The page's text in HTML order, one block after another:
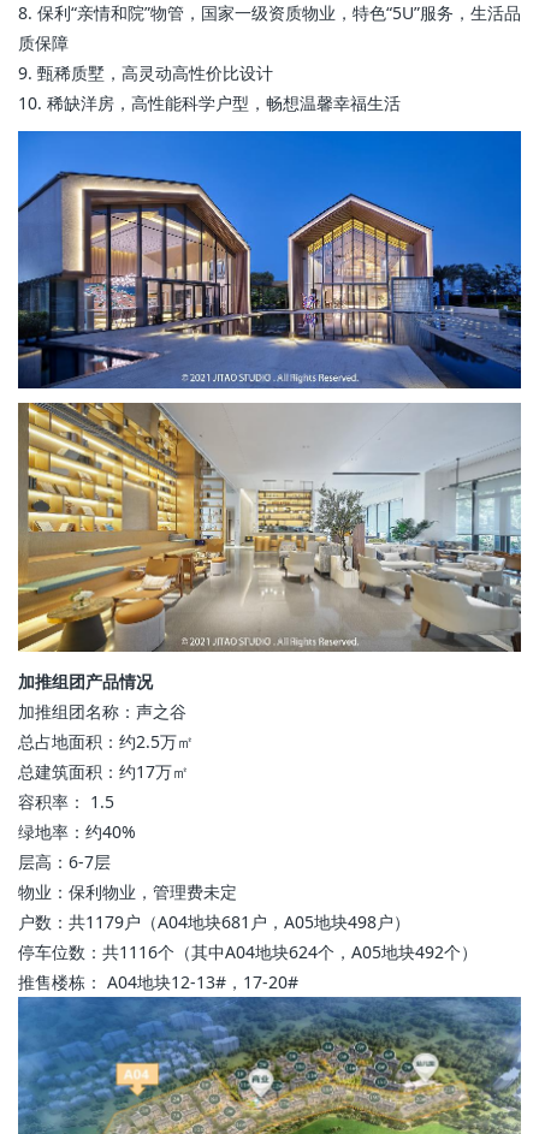
8. 保利“亲情和院”物管，国家一级资质物业，特色“5U”服务，生活品
质保障
9. 甄稀质墅，高灵动高性价比设计
10. 稀缺洋房，高性能科学户型，畅想温馨幸福生活
加推组团产品情况
加推组团名称：声之谷
总占地面积：约2.5万㎡
总建筑面积：约17万㎡
容积率： 1.5
绿地率：约40%
层高：6-7层
物业：保利物业，管理费未定
户数：共1179户（A04地块681户，A05地块498户）
停车位数：共1116个（其中A04地块624个，A05地块492个）
推售楼栋： A04地块12-13#，17-20#